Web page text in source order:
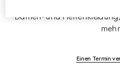
Damen- und
mehr.
Einen Termin